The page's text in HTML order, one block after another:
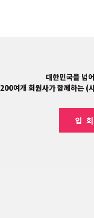
대한민국을 넘
200여개 회원사가 함께하는 (
입